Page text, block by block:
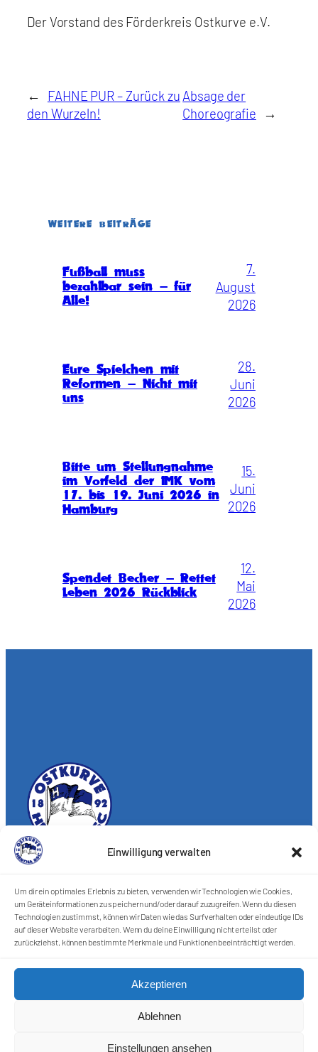
Einwilligung verwalten
Um dir ein optimales Erlebnis zu bieten, verwenden wir Technologien wie Cookies,
um Geräteinformationen zu speichern und/oder darauf zuzugreifen. Wenn du diesen
Technologien zustimmst, können wir Daten wie das Surfverhalten oder eindeutige IDs
auf dieser Website verarbeiten. Wenn du deine Einwilligung nicht erteilst oder
zurückziehst, können bestimmte Merkmale und Funktionen beeinträchtigt werden.
Akzeptieren
Ablehnen
Einstellungen ansehen
Der Vorstand des Förderkreis Ostkurve e.V.
←
FAHNE PUR – Zurück zu
den Wurzeln!
Absage der
Choreografie
→
WEITERE BEITRÄGE
Fußball muss
bezahlbar sein – für
Alle!
7.
August
2026
Eure Spielchen mit
Reformen – Nicht mit
uns
28.
Juni
2026
Bitte um Stellungnahme
im Vorfeld der IMK vom
17. bis 19. Juni 2026 in
Hamburg
15.
Juni
2026
Spendet Becher – Rettet
Leben 2026 Rückblick
12.
Mai
2026
Förderkreis Ostkurve e.V.
Sei ein Teil des Ganzen!
Kontakt
Impressum
Cookie-Richtlinie (EU)
Harlekins Berlin ’98